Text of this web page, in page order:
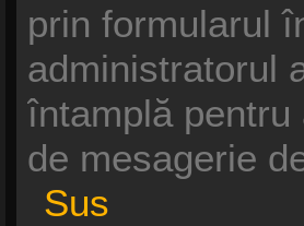
prin formularul
administratorul
întamplă
de mesagerie
Sus